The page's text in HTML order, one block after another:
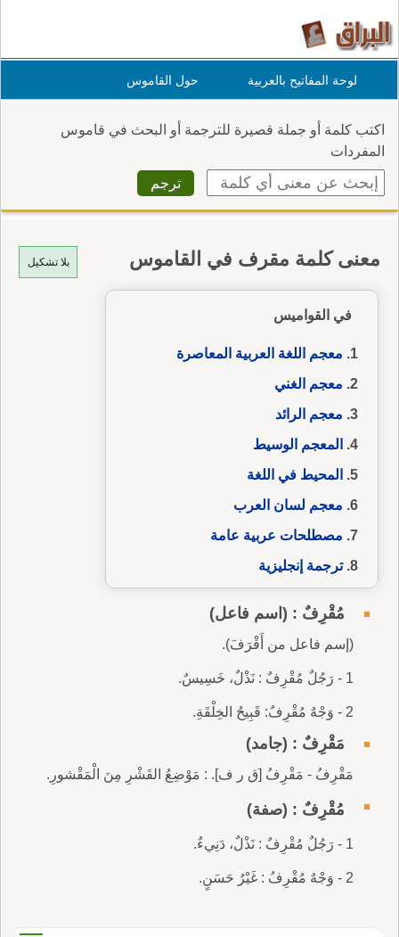
لوحة المفاتيح بالعربية حول القاموس
اكتب كلمة أو جملة قصيرة للترجمة أو البحث في قاموس
المفردات
بلا تشكيل معنى كلمة مقرف في القاموس
في القواميس
معجم اللغة العربية المعاصرة
معجم الغني
معجم الرائد
المعجم الوسيط
المحيط في اللغة
معجم لسان العرب
مصطلحات عربية عامة
ترجمة إنجليزية
مُقْرِفٌ : (اسم فاعل)
(إسم فاعل من أَقْرَفَ).
1 - رَجُلٌ مُقْرِفٌ : نَذْلٌ، خَسِيسٌ.
2 - وَجْهٌ مُقْرِفٌ: قَبِيحُ الخِلْقَةِ.
مَقْرِفٌ : (جامد)
مَقْرِفُ - مَقْرِفُ [ق ر ف]. : مَوْضِعُ القَشْرِ مِنَ الْمَقْشورِ.
مُقْرِفٌ : (صفة)
1 - رَجُلٌ مُقْرِفٌ : نَذْلٌ، دَنِيءٌ.
2 - وَجْهٌ مُقْرِفُ : غَيْرُ حَسَنٍ.